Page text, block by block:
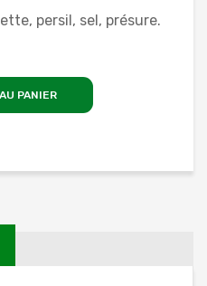
persil, sel, présure.
PANIER